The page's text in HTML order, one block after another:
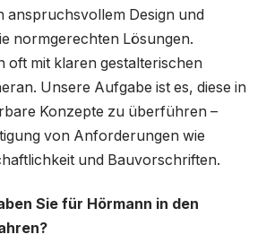
anspruchsvollem Design und
normgerechten Lösungen.
oft mit klaren gestalterischen
Unsere Aufgabe ist es, diese in
Konzepte zu überführen –
von Anforderungen wie
und Bauvorschriften.
Sie für Hörmann in den